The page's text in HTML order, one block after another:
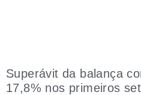
Superávit da balança
17,8% nos primeiros